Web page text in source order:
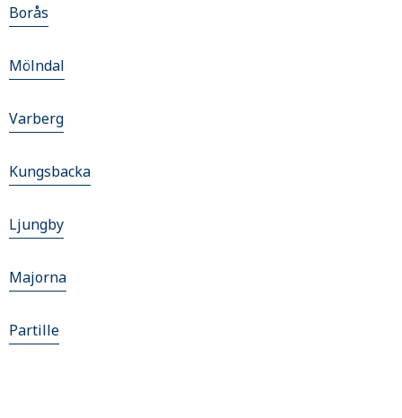
Borås
Mölndal
Varberg
Kungsbacka
Ljungby
Majorna
Partille